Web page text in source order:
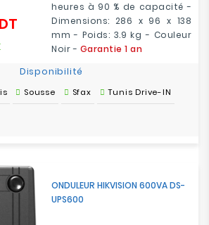
heures à 90 % de capacité -
Dimensions: 286 x 96 x 138
mm - Poids: 3.9 kg - Couleur
Noir - Garantie 1 an
Prix
Disponibilité
Sousse Sfax Tunis Drive-IN
ONDULEUR HIKVISION 600VA DS-
UPS600